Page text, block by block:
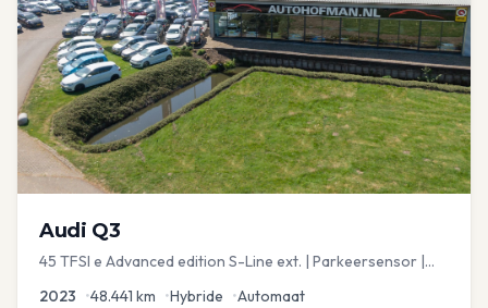
Audi Q3
45 TFSI e Advanced edition S-Line ext. | Parkeersensor |
2023 •48.441 km •Hybride •Automaat